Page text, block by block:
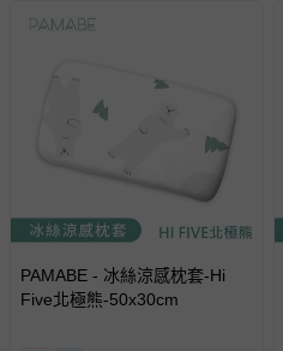
PAMABE - 冰絲涼感枕套-Hi
Five北極熊-50x30cm